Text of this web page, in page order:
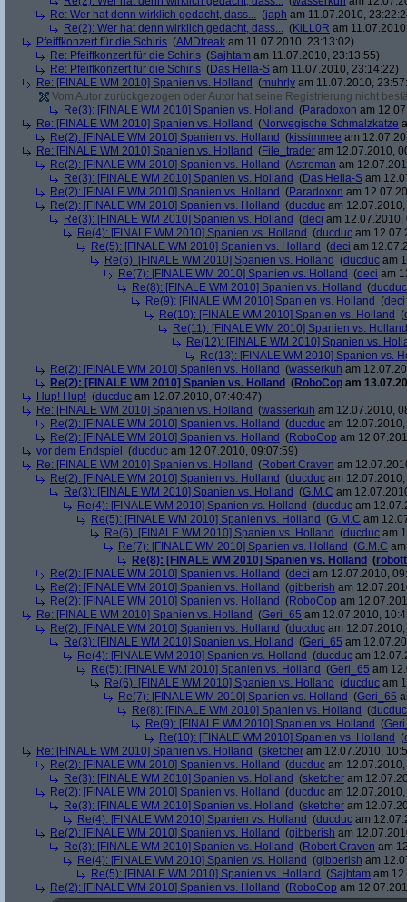
Re: Wer hat denn wirklich gedacht, dass... (japh am 11.07.2010,
Re(2): Wer hat denn wirklich gedacht, dass... (KiLL0R am
Pfeiffkonzert für die Schiris (AMDfreak am 11.07.2010, 23:13:02)
Re: Pfeiffkonzert für die Schiris (Sajhtam am 11.07.2010, 23:13:55)
Re: Pfeiffkonzert für die Schiris (Das Hella-S am 11.07.2010, 23:14:22)
Re: [FINALE WM 2010] Spanien vs. Holland (muhrly am 11.07.2010,
Vom Autor zurückgezogen oder Autor hat seine Registrierung nicht
Re(3): [FINALE WM 2010] Spanien vs. Holland (Paradoxon am
Re: [FINALE WM 2010] Spanien vs. Holland (Norwegische Schmalzkatze
Re(2): [FINALE WM 2010] Spanien vs. Holland (kissimmee am
Re: [FINALE WM 2010] Spanien vs. Holland (File_trader am 12.07.2010,
Re(2): [FINALE WM 2010] Spanien vs. Holland (Astroman am
Re(3): [FINALE WM 2010] Spanien vs. Holland (Das Hella-S am
Re(2): [FINALE WM 2010] Spanien vs. Holland (Paradoxon am
Re(2): [FINALE WM 2010] Spanien vs. Holland (ducduc am
Re(3): [FINALE WM 2010] Spanien vs. Holland (deci am 12.07.2010,
Re(4): [FINALE WM 2010] Spanien vs. Holland (ducduc am
Re(5): [FINALE WM 2010] Spanien vs. Holland (deci am
Re(6): [FINALE WM 2010] Spanien vs. Holland (ducduc am
Re(7): [FINALE WM 2010] Spanien vs. Holland (deci am
Re(8): [FINALE WM 2010] Spanien vs. Holland (ducduc
Re(9): [FINALE WM 2010] Spanien vs. Holland (deci
Re(10): [FINALE WM 2010] Spanien vs. Holland (
Re(11): [FINALE WM 2010] Spanien vs. Holland
Re(12): [FINALE WM 2010] Spanien vs.
Re(13): [FINALE WM 2010] Spanien vs.
Re(2): [FINALE WM 2010] Spanien vs. Holland (wasserkuh am
Re(2): [FINALE WM 2010] Spanien vs. Holland (RoboCop am
Hup! Hup! (ducduc am 12.07.2010, 07:40:47)
Re: [FINALE WM 2010] Spanien vs. Holland (wasserkuh am 12.07.2010,
Re(2): [FINALE WM 2010] Spanien vs. Holland (ducduc am
Re(2): [FINALE WM 2010] Spanien vs. Holland (RoboCop am
vor dem Endspiel
(ducduc am 12.07.2010, 09:07:59)
Re: [FINALE WM 2010] Spanien vs. Holland (Robert Craven am
Re(2): [FINALE WM 2010] Spanien vs. Holland (ducduc am
Re(3): [FINALE WM 2010] Spanien vs. Holland (G.M.C am
Re(4): [FINALE WM 2010] Spanien vs. Holland (ducduc am
Re(5): [FINALE WM 2010] Spanien vs. Holland (G.M.C am
Re(6): [FINALE WM 2010] Spanien vs. Holland (ducduc am
Re(7): [FINALE WM 2010] Spanien vs. Holland (G.M.C
Re(8): [FINALE WM 2010] Spanien vs. Holland (
Re(2): [FINALE WM 2010] Spanien vs. Holland (deci am 12.07.2010,
Re(2): [FINALE WM 2010] Spanien vs. Holland (gibberish am
Re(2): [FINALE WM 2010] Spanien vs. Holland (RoboCop am
Re: [FINALE WM 2010] Spanien vs. Holland (Geri_65 am 12.07.2010,
Re(2): [FINALE WM 2010] Spanien vs. Holland (ducduc am
Re(3): [FINALE WM 2010] Spanien vs. Holland (Geri_65 am
Re(4): [FINALE WM 2010] Spanien vs. Holland (ducduc am
Re(5): [FINALE WM 2010] Spanien vs. Holland (Geri_65 am
Re(6): [FINALE WM 2010] Spanien vs. Holland (ducduc am
Re(7): [FINALE WM 2010] Spanien vs. Holland (Geri_65
Re(8): [FINALE WM 2010] Spanien vs. Holland (ducduc
Re(9): [FINALE WM 2010] Spanien vs. Holland (
Re(10): [FINALE WM 2010] Spanien vs. Holland (
Re: [FINALE WM 2010] Spanien vs. Holland (sketcher am 12.07.2010,
Re(2): [FINALE WM 2010] Spanien vs. Holland (ducduc am
Re(3): [FINALE WM 2010] Spanien vs. Holland (sketcher am
Re(2): [FINALE WM 2010] Spanien vs. Holland (ducduc am
Re(3): [FINALE WM 2010] Spanien vs. Holland (sketcher am
Re(4): [FINALE WM 2010] Spanien vs. Holland (ducduc am
Re(2): [FINALE WM 2010] Spanien vs. Holland (gibberish am
Re(3): [FINALE WM 2010] Spanien vs. Holland (Robert Craven am
Re(4): [FINALE WM 2010] Spanien vs. Holland (gibberish am
Re(5): [FINALE WM 2010] Spanien vs. Holland (Sajhtam am
Re(2): [FINALE WM 2010] Spanien vs. Holland (RoboCop am